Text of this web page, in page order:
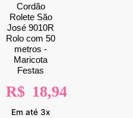
Cordão
Rolete São
José 9010R
Rolo com 50
metros -
Maricota
Festas
R$ 18,94
Em até 3x